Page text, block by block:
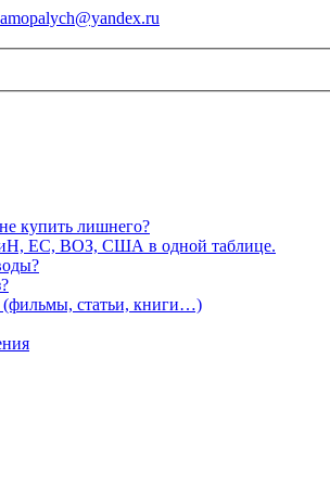
купить лишнего?
ЕС, ВОЗ, США в одной таблице.
(фильмы, статьи, книги…)